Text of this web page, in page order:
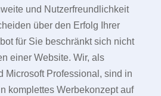
und Nutzerfreundlichkeit
über den Erfolg Ihrer
für Sie beschränkt sich nicht
einer Website. Wir, als
Microsoft Professional, sind in
komplettes Werbekonzept auf